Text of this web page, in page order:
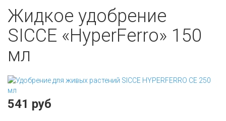
Жидкое удобрение
SICCE «HyperFerro» 150
мл
541 руб